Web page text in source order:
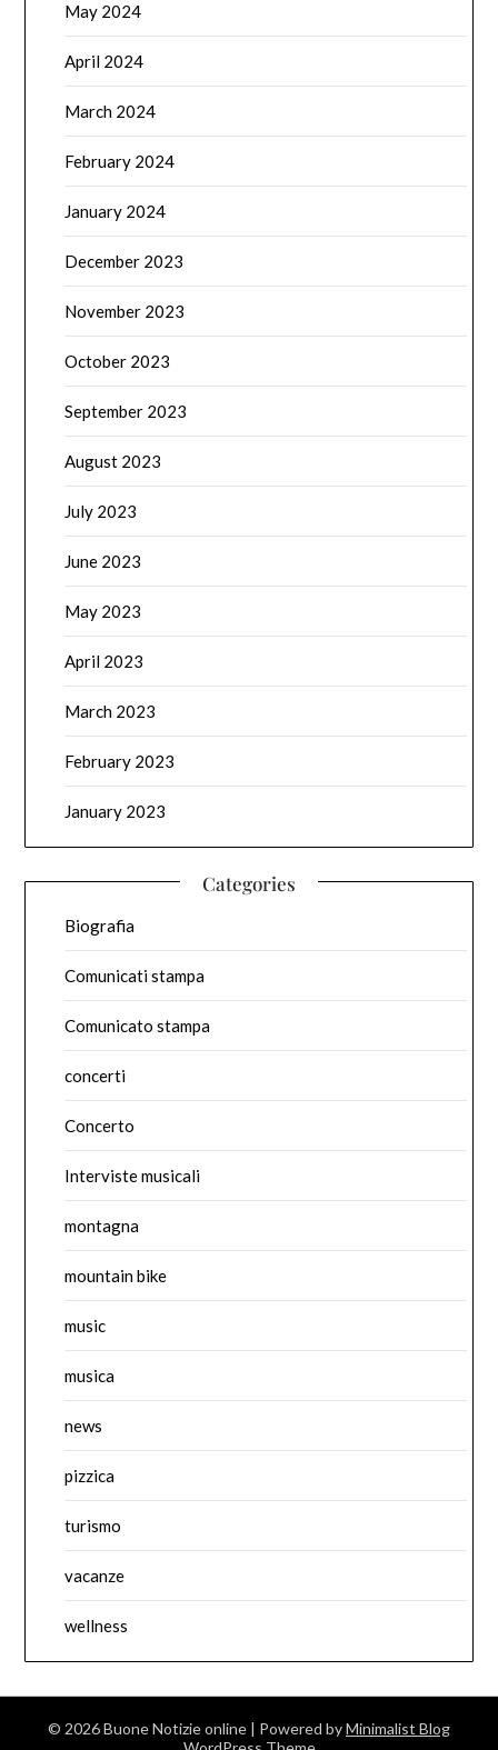
May 2024
April 2024
March 2024
February 2024
January 2024
December 2023
November 2023
October 2023
September 2023
August 2023
July 2023
June 2023
May 2023
April 2023
March 2023
February 2023
January 2023
Categories
Biografia
Comunicati stampa
Comunicato stampa
concerti
Concerto
Interviste musicali
montagna
mountain bike
music
musica
news
pizzica
turismo
vacanze
wellness
© 2026 Buone Notizie online | Powered byMinimalist Blog